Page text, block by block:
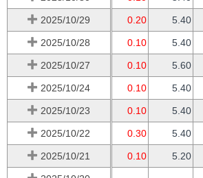
2025/10/29 0.20 5.40
2025/10/28 0.10 5.40
2025/10/27 0.10 5.60
2025/10/24 0.10 5.40
2025/10/23 0.10 5.40
2025/10/22 0.30 5.40
2025/10/21 0.10 5.20